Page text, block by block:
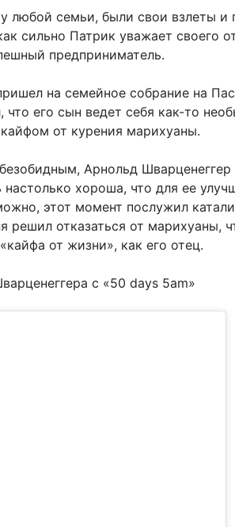
любой семьи, были свои взлеты и
сильно Патрик уважает своего
предприниматель.
на семейное собрание на
его сын ведет себя как-то
от курения марихуаны.
Арнольд Шварценеггер
хороша, что для ее
этот момент послужил
решил отказаться от марихуаны,
от жизни», как его отец.
с «50 days 5am»